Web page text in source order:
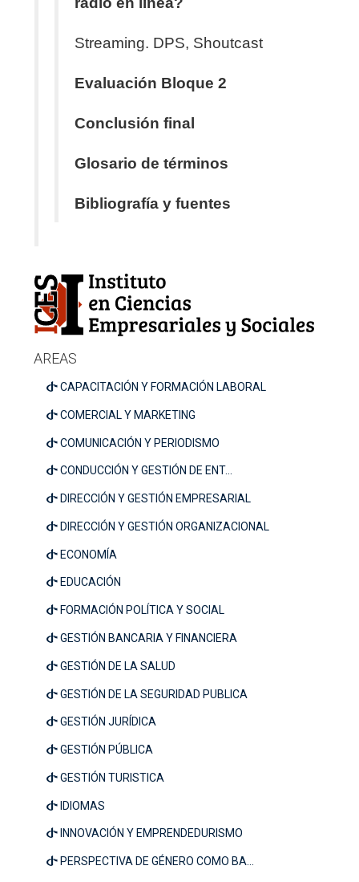
Streaming. DPS, Shoutcast
Evaluación Bloque 2
Conclusión final
Glosario de términos
Bibliografía y fuentes
AREAS
CAPACITACIÓN Y FORMACIÓN LABORAL
COMERCIAL Y MARKETING
COMUNICACIÓN Y PERIODISMO
CONDUCCIÓN Y GESTIÓN DE ENT...
DIRECCIÓN Y GESTIÓN EMPRESARIAL
DIRECCIÓN Y GESTIÓN ORGANIZACIONAL
ECONOMÍA
EDUCACIÓN
FORMACIÓN POLÍTICA Y SOCIAL
GESTIÓN BANCARIA Y FINANCIERA
GESTIÓN DE LA SALUD
GESTIÓN DE LA SEGURIDAD PUBLICA
GESTIÓN JURÍDICA
GESTIÓN PÚBLICA
GESTIÓN TURISTICA
IDIOMAS
INNOVACIÓN Y EMPRENDEDURISMO
PERSPECTIVA DE GÉNERO COMO BA...